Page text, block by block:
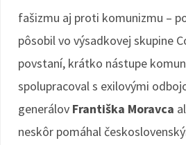
fašizmu aj proti komunizmu –
pôsobil vo výsadkovej skupine
povstaní, krátko nástupe
spolupracoval s exilovými
generálov Františka Moravca
neskôr pomáhal